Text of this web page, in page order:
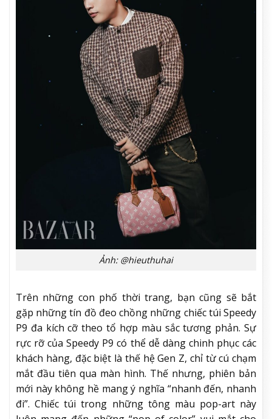
Ảnh: @hieuthuhai
Trên những con phố thời trang, bạn cũng sẽ bắt
gặp những tín đồ đeo chồng những chiếc túi Speedy
P9 đa kích cỡ theo tổ hợp màu sắc tương phản. Sự
rực rỡ của Speedy P9 có thể dễ dàng chinh phục các
khách hàng, đặc biệt là thế hệ Gen Z, chỉ từ cú chạm
mắt đầu tiên qua màn hình. Thế nhưng, phiên bản
mới này không hề mang ý nghĩa “nhanh đến, nhanh
đi”. Chiếc túi trong những tông màu pop-art này